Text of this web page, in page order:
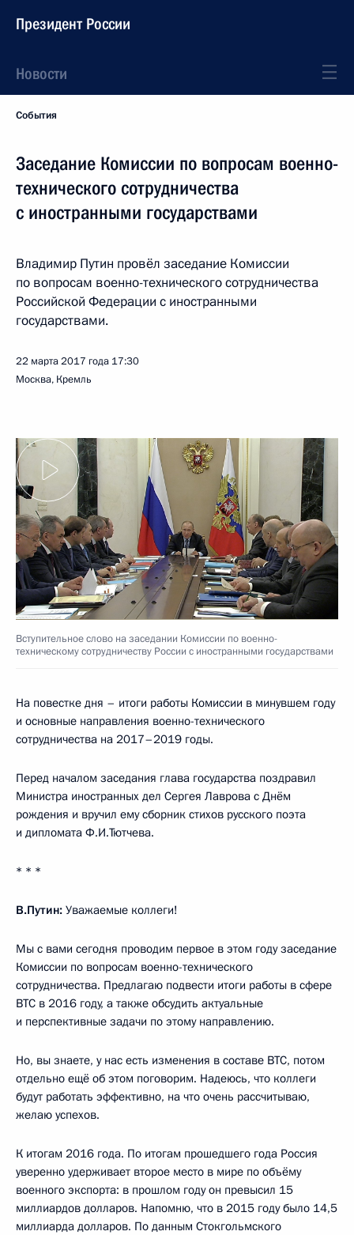
Президент России
Новости
События
Заседание Комиссии по вопросам военно-
технического сотрудничества
с иностранными государствами
Владимир Путин провёл заседание Комиссии
по вопросам военно-технического сотрудничества
Российской Федерации с иностранными
государствами.
22 марта 2017 года 17:30
Москва, Кремль
Вступительное слово на заседании Комиссии по военно-
техническому сотрудничеству России с иностранными государствами
На повестке дня – итоги работы Комиссии в минувшем году
и основные направления военно-технического
сотрудничества на 2017–2019 годы.
Перед началом заседания глава государства поздравил
Министра иностранных дел Сергея Лаврова с Днём
рождения и вручил ему сборник стихов русского поэта
и дипломата Ф.И.Тютчева.
* * *
В.Путин: Уважаемые коллеги!
Мы с вами сегодня проводим первое в этом году заседание
Комиссии по вопросам военно-технического
сотрудничества. Предлагаю подвести итоги работы в сфере
ВТС в 2016 году, а также обсудить актуальные
и перспективные задачи по этому направлению.
Но, вы знаете, у нас есть изменения в составе ВТС, потом
отдельно ещё об этом поговорим. Надеюсь, что коллеги
будут работать эффективно, на что очень рассчитываю,
желаю успехов.
К итогам 2016 года. По итогам прошедшего года Россия
уверенно удерживает второе место в мире по объёму
военного экспорта: в прошлом году он превысил 15
миллиардов долларов. Напомню, что в 2015 году было 14,5
миллиарда долларов. По данным Стокгольмского